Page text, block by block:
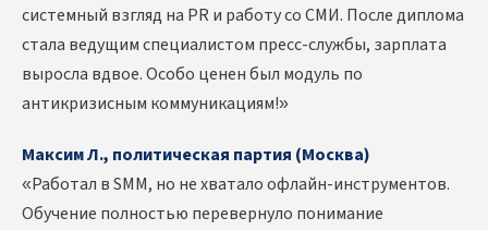
системный взгляд на PR и работу со СМИ. После диплома
стала ведущим специалистом пресс-службы, зарплата
выросла вдвое. Особо ценен был модуль по
антикризисным коммуникациям!»
Максим Л., политическая партия (Москва)
«Работал в SMM, но не хватало офлайн-инструментов.
Обучение полностью перевернуло понимание